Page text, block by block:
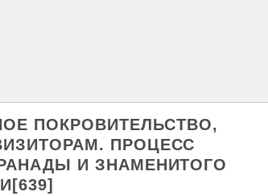
ПОКРОВИТЕЛЬСТВО,
ПРОЦЕСС
И ЗНАМЕНИТОГО